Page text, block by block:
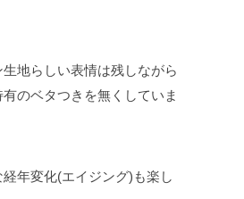
地らしい表情は残しながら
のベタつきを無くしていま
年変化(エイジング)も楽し